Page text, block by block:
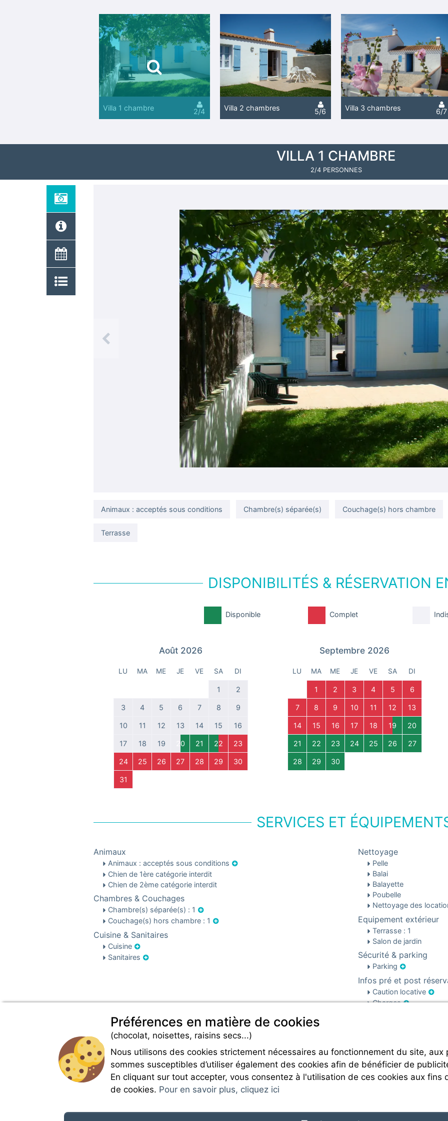
Villa 1 chambre 2/4 Villa 2 chambres 5/6 Villa 3 chambres 6/7
VILLA 1 CHAMBRE
2/4 PERSONNES
Previous
Animaux : acceptés sous conditions Chambre(s) séparée(s) Couchage(s) hors chambre
Terrasse
DISPONIBILITÉS & RÉSERVATION
Disponible Complet
Août 2026
LU MA ME JE VE SA DI
1 2
3 4 5 6 7 8 9
10 11 12 13 14 15 16
17 18 19 20 21 22 23
24 25 26 27 28 29 30
31
Septembre 2026
LU MA ME JE VE SA DI
1 2 3 4 5 6
7 8 9 10 11 12 13
14 15 16 17 18 19 20
21 22 23 24 25 26 27
28 29 30
SERVICES ET
Animaux
Animaux : acceptés sous conditions
Chien de 1ère catégorie interdit
Chien de 2ème catégorie interdit
Chambres & Couchages
Chambre(s) séparée(s) : 1
Couchage(s) hors chambre : 1
Cuisine & Sanitaires
Cuisine
Sanitaires
Nettoyage
Pelle
Balai
Balayette
Poubelle
Nettoyage des
Equipement extérieur
Terrasse : 1
Salon de jardin
Sécurité & parking
Parking
Infos pré et post
Caution locative
Charges
Rejoignez-nous
Préférences en matière de cookies
(chocolat, noisettes, raisins secs...)
Nous utilisons des cookies strictement nécessaires au fonctionnement du site,
sommes susceptibles d’utiliser également des cookies afin de bénéficier de
En cliquant sur tout accepter, vous consentez à l'utilisation de ces cookies aux
de cookies. Pour en savoir plus, cliquez ici